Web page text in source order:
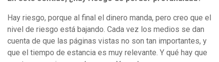
Hay riesgo, porque al final el dinero manda, pero creo que el
nivel de riesgo está bajando. Cada vez los medios se dan
cuenta de que las páginas vistas no son tan importantes, y
que el tiempo de estancia es muy relevante. Y qué hay que